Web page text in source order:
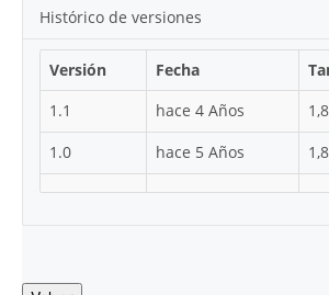
Histórico de versiones
Versión Fecha
1.1
hace 4 Años
1.0
hace 5 Años